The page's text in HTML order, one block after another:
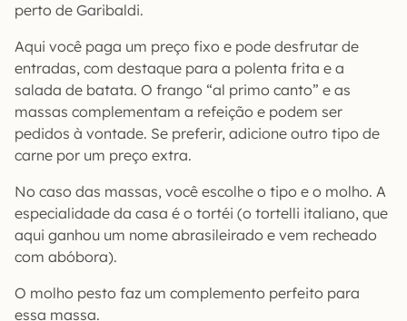
perto de Garibaldi.
Aqui você paga um preço fixo e pode desfrutar de
entradas, com destaque para a polenta frita e a
salada de batata. O frango “al primo canto” e as
massas complementam a refeição e podem ser
pedidos à vontade. Se preferir, adicione outro tipo de
carne por um preço extra.
No caso das massas, você escolhe o tipo e o molho. A
especialidade da casa é o tortéi (o tortelli italiano, que
aqui ganhou um nome abrasileirado e vem recheado
com abóbora).
O molho pesto faz um complemento perfeito para
essa massa.